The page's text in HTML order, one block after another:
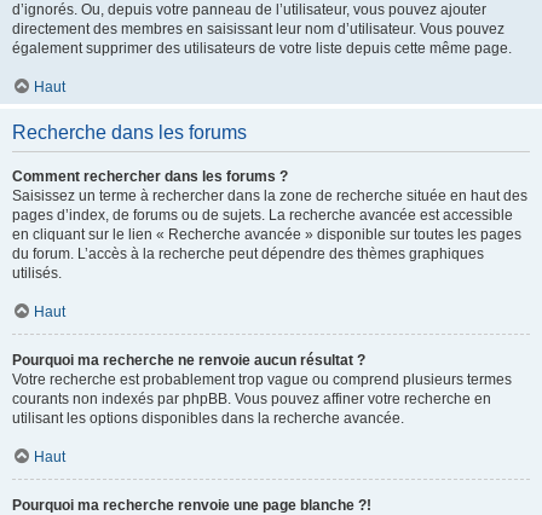
d’ignorés. Ou, depuis votre panneau de l’utilisateur, vous pouvez ajouter
directement des membres en saisissant leur nom d’utilisateur. Vous pouvez
également supprimer des utilisateurs de votre liste depuis cette même page.
Haut
Recherche dans les forums
Comment rechercher dans les forums ?
Saisissez un terme à rechercher dans la zone de recherche située en haut des
pages d’index, de forums ou de sujets. La recherche avancée est accessible
en cliquant sur le lien « Recherche avancée » disponible sur toutes les pages
du forum. L’accès à la recherche peut dépendre des thèmes graphiques
utilisés.
Haut
Pourquoi ma recherche ne renvoie aucun résultat ?
Votre recherche est probablement trop vague ou comprend plusieurs termes
courants non indexés par phpBB. Vous pouvez affiner votre recherche en
utilisant les options disponibles dans la recherche avancée.
Haut
Pourquoi ma recherche renvoie une page blanche ?!